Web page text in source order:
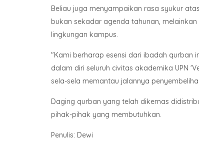
Beliau juga menyampaikan rasa syukur
bukan sekadar agenda tahunan,
lingkungan kampus.
"Kami berharap esensi dari ibadah qurban
dalam diri seluruh civitas akademika UPN
sela-sela memantau jalannya
Daging qurban yang telah dikemas
pihak-pihak yang membutuhkan.
Penulis: Dewi